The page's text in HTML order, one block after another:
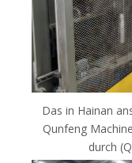
Das in Hainan
Qunfeng
durch